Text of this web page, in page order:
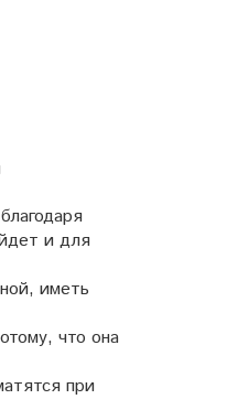
и для
иметь
что она
при